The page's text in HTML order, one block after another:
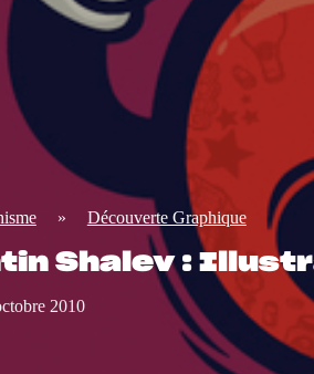
» Découverte Graphique
Shalev :
2010